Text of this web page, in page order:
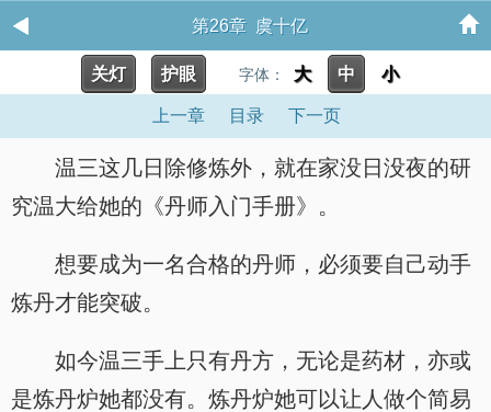
第26章 虞十亿
关灯 护眼 字体： 大 中 小
上一章 目录 下一页
温三这几日除修炼外，就在家没日没夜的研
究温大给她的《丹师入门手册》。
想要成为一名合格的丹师，必须要自己动手
炼丹才能突破。
如今温三手上只有丹方，无论是药材，亦或
是炼丹炉她都没有。炼丹炉她可以让人做个简易